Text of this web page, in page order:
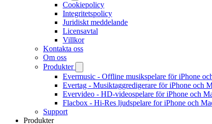
Cookiepolicy
Integritetspolicy
Juridiskt meddelande
Licensavtal
Villkor
Kontakta oss
Om oss
Produkter
Evermusic - Offline musikspelare för iPhone
Evertag - Musiktaggredigerare för iPhone och
Evervideo - HD-videospelare för iPhone och
Flacbox - Hi-Res ljudspelare for iPhone och
Support
Produkter